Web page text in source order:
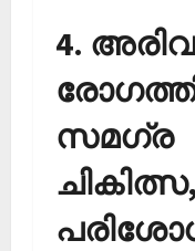
4.
സമഗ്ര
ചികിത്സ,